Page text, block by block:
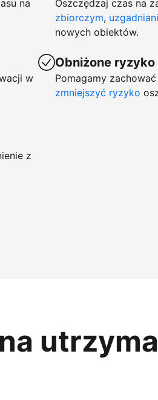
na
w
z
Oszczędzaj czas na
zbiorczym,
nowych obiektów.
Obniżone ryzyko
Pomagamy
zmniejszyć ryzyko